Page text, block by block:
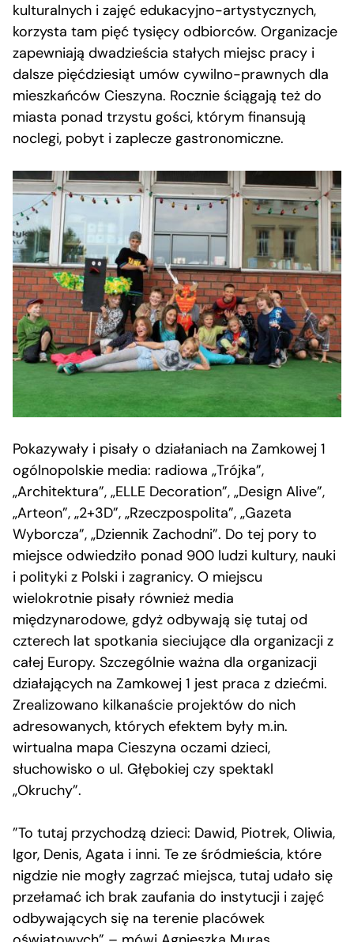
kulturalnych i zajęć edukacyjno-artystycznych,
korzysta tam pięć tysięcy odbiorców. Organizacje
zapewniają dwadzieścia stałych miejsc pracy i
dalsze pięćdziesiąt umów cywilno-prawnych dla
mieszkańców Cieszyna. Rocznie ściągają też do
miasta ponad trzystu gości, którym finansują
noclegi, pobyt i zaplecze gastronomiczne.
Pokazywały i pisały o działaniach na Zamkowej 1
ogólnopolskie media: radiowa „Trójka”,
„Architektura”, „ELLE Decoration”, „Design Alive”,
„Arteon”, „2+3D”, „Rzeczpospolita”, „Gazeta
Wyborcza”, „Dziennik Zachodni”. Do tej pory to
miejsce odwiedziło ponad 900 ludzi kultury, nauki
i polityki z Polski i zagranicy. O miejscu
wielokrotnie pisały również media
międzynarodowe, gdyż odbywają się tutaj od
czterech lat spotkania sieciujące dla organizacji z
całej Europy. Szczególnie ważna dla organizacji
działających na Zamkowej 1 jest praca z dziećmi.
Zrealizowano kilkanaście projektów do nich
adresowanych, których efektem były m.in.
wirtualna mapa Cieszyna oczami dzieci,
słuchowisko o ul. Głębokiej czy spektakl
„Okruchy”.
”To tutaj przychodzą dzieci: Dawid, Piotrek, Oliwia,
Igor, Denis, Agata i inni. Te ze śródmieścia, które
nigdzie nie mogły zagrzać miejsca, tutaj udało się
przełamać ich brak zaufania do instytucji i zajęć
odbywających się na terenie placówek